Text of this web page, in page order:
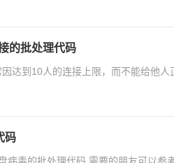
的批处理代码
达到10人的连接上限，而不能给他人
码